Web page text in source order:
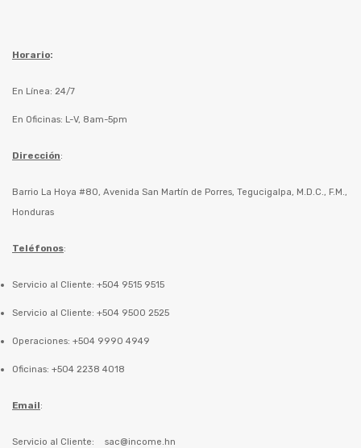
Horario:
En Línea: 24/7
En Oficinas: L-V, 8am-5pm
Dirección:
Barrio La Hoya #80, Avenida San Martín de Porres, Tegucigalpa, M.D.C., F.M.,
Honduras
Teléfonos:
Servicio al Cliente: +504 9515 9515
Servicio al Cliente: +504 9500 2525
Operaciones: +504 9990 4949
Oficinas: +504 2238 4018
Email:
Servicio al Cliente: sac@income.hn